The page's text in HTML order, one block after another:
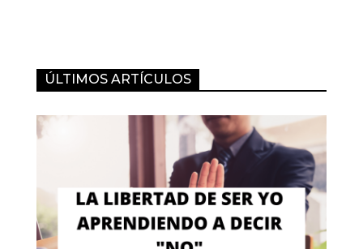
ÚLTIMOS ARTÍCULOS